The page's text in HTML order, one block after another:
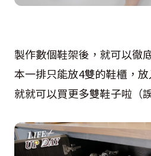
製作數個鞋架後，就可以徹
本一排只能放4雙的鞋櫃，
就就可以買更多雙鞋子啦（